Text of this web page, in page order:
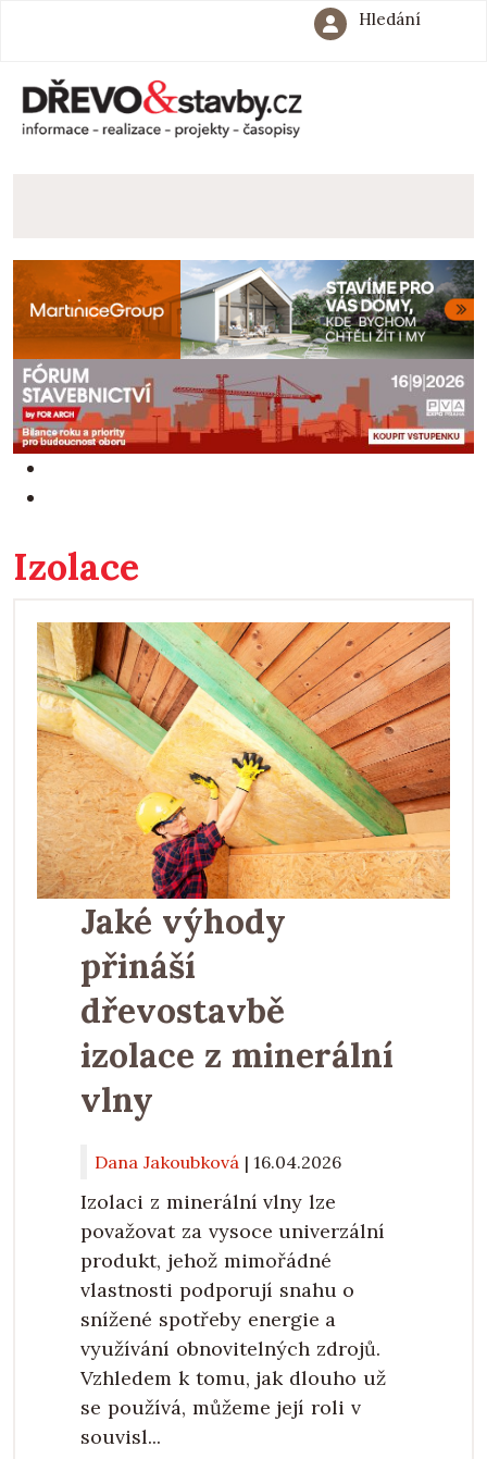
Hledání
Izolace
Jaké výhody
přináší
dřevostavbě
izolace z minerální
vlny
Dana Jakoubková | 16.04.2026
Izolaci z minerální vlny lze
považovat za vysoce univerzální
produkt, jehož mimořádné
vlastnosti podporují snahu o
snížené spotřeby energie a
využívání obnovitelných zdrojů.
Vzhledem k tomu, jak dlouho už
se používá, můžeme její roli v
souvisl...